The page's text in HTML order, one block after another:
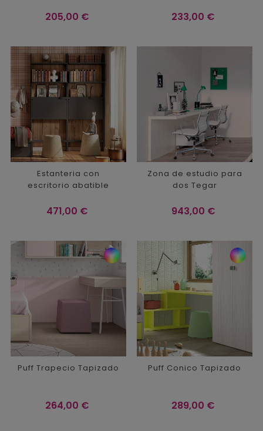
Precio
205,00 € Precio
233,00 €
Estanteria con
escritorio abatible
Precio
471,00 €
Zona de estudio para
dos Tegar
Precio
943,00 €
Puff Trapecio Tapizado
Precio
264,00 €
Puff Conico Tapizado
Precio
289,00 €